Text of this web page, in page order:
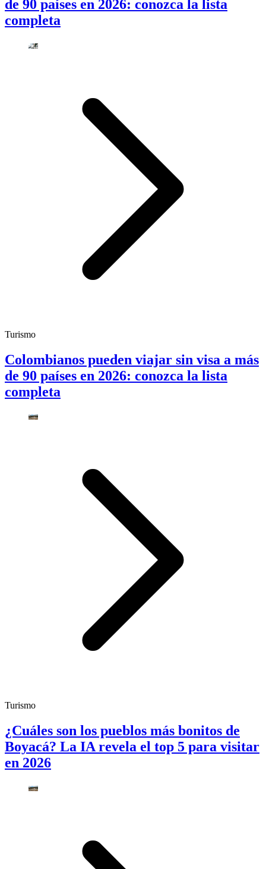
de 90 países en 2026: conozca la lista
completa
Turismo
Colombianos pueden viajar sin visa a más
de 90 países en 2026: conozca la lista
completa
Turismo
¿Cuáles son los pueblos más bonitos de
Boyacá? La IA revela el top 5 para visitar
en 2026